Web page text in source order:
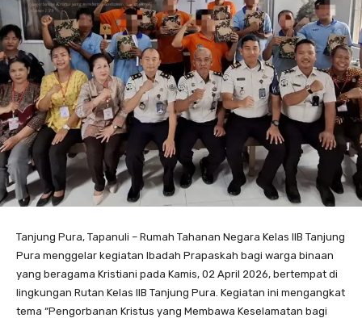
Tanjung Pura, Tapanuli – Rumah Tahanan Negara Kelas IIB Tanjung
Pura menggelar kegiatan Ibadah Prapaskah bagi warga binaan
yang beragama Kristiani pada Kamis, 02 April 2026, bertempat di
lingkungan Rutan Kelas IIB Tanjung Pura. Kegiatan ini mengangkat
tema “Pengorbanan Kristus yang Membawa Keselamatan bagi